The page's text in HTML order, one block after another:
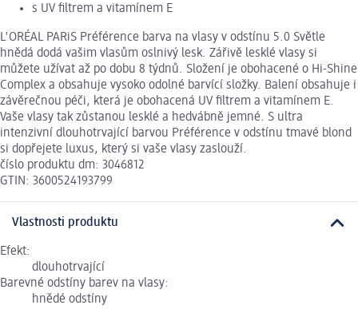
s UV filtrem a vitamínem E
L'ORÉAL PARiS Préférence barva na vlasy v odstínu 5.0 Světle
hnědá dodá vašim vlasům oslnivý lesk. Zářivě lesklé vlasy si
můžete užívat až po dobu 8 týdnů. Složení je obohacené o Hi-Shine
Complex a obsahuje vysoko odolné barvící složky. Balení obsahuje i
závěrečnou péči, která je obohacená UV filtrem a vitamínem E.
Vaše vlasy tak zůstanou lesklé a hedvábně jemné. S ultra
intenzivní dlouhotrvající barvou Préférence v odstínu tmavé blond
si dopřejete luxus, který si vaše vlasy zaslouží.
číslo produktu dm: 3046812
GTIN: 3600524193799
Vlastnosti produktu
Efekt:
dlouhotrvající
Barevné odstíny barev na vlasy:
hnědé odstíny